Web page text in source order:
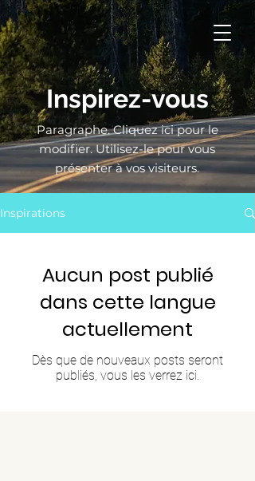
Inspirez-vous
Paragraphe. Cliquez ici pour le
modifier. Utilisez-le pour vous
présenter à vos visiteurs.
Inspirations
Aucun post publié
dans cette langue
actuellement
Dès que de nouveaux posts seront
publiés, vous les verrez ici.